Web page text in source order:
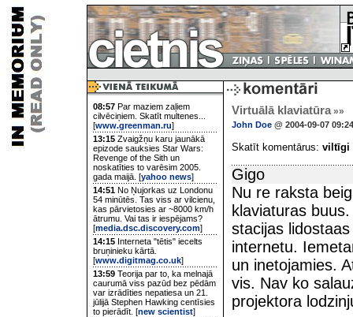
08:57 Par maziem zaļiem
cilvēciņiem. Skatīt multenes...
[www.greenman.ru]
13:15 Zvaigžņu karu jaunākā
epizode sauksies Star Wars:
Revenge of the Sith un
noskatīties to varēsim 2005.
gada maijā. [yahoo news]
14:51 No Ņujorkas uz Londonu
54 minūtēs. Tas viss ar vilcienu,
kas pārvietosies ar ~8000 km/h
ātrumu. Vai tas ir iespējams?
[media.dsc.discovery.com]
14:15 Interneta "tētis" iecelts
bruņinieku kārtā.
[www.digitmag.co.uk]
13:59 Teorija par to, ka melnajā
caurumā viss pazūd bez pēdām
var izrādīties nepatiesa un 21.
jūlijā Stephen Hawking centīsies
to pierādīt. [new scientist]
Virtuālā klaviatūra»»
John Doe @ 2004-09-07 09:24
Skatīt komentārus: viltīgi
Gigo
Nu re raksta
klaviaturas
stacijas
internetu.
un inetojamies.
vis. Nav ko
projektora